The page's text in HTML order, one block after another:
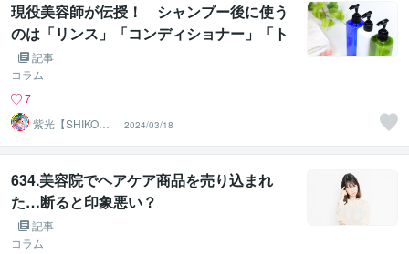
現役美容師が伝授！ シャンプー後に使う
のは「リンス」「コンディショナー」「ト
リートメント」のどれがいい？
記事
コラム
7
紫光【SHIKO】
遠隔透視鑑定士
2024/03/18
634.美容院でヘアケア商品を売り込まれ
た…断ると印象悪い？
記事
コラム